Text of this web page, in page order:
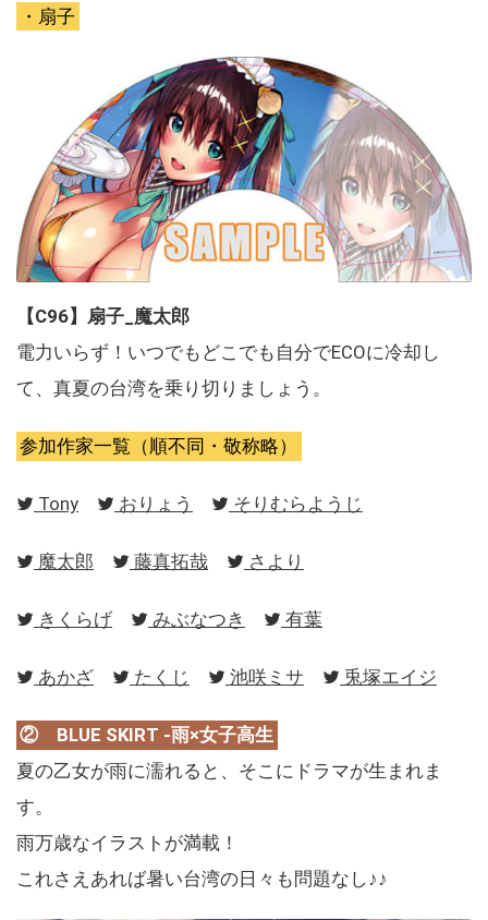
・扇子
【C96】扇子_魔太郎
電力いらず！いつでもどこでも自分でECOに冷却し
て、真夏の台湾を乗り切りましょう。
参加作家一覧（順不同・敬称略）
Tony おりょう そりむらようじ
魔太郎 藤真拓哉 さより
きくらげ みぶなつき 有葉
あかざ たくじ 池咲ミサ 兎塚エイジ
② BLUE SKIRT -雨×女子高生
夏の乙女が雨に濡れると、そこにドラマが生まれま
す。
雨万歳なイラストが満載！
これさえあれば暑い台湾の日々も問題なし♪♪